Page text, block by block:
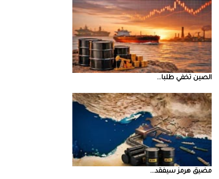
الصين‭ ‬تخفي‭ ‬طلبا‭ ...
مضيق‭ ‬هرمز‭ ‬سيفقد‭ ...